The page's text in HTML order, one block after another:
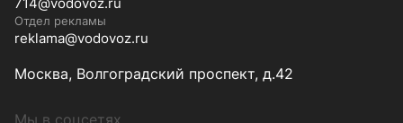
Отдел рекламы
reklama@vodovoz.ru
Москва, Волгоградский проспект, д.42
Мы в соцсетях